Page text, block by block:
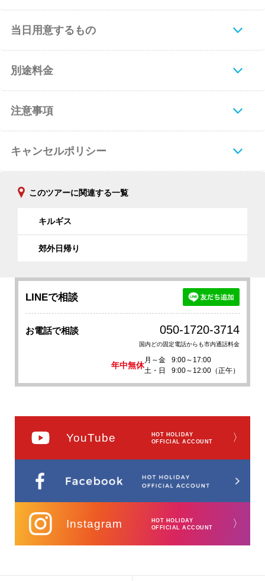
当日用意するもの
別途料金
注意事項
キャンセルポリシー
このツアーに関連する一覧
キルギス
郊外日帰り
LINEで相談
お電話で相談 050-1720-3714
国内どの固定電話からも市内通話料金
年中無休
月～金
9:00～17:00
土・日
9:00～12:00（正午）
YouTube
HOT HOLIDAY
OFFICIAL ACCOUNT
〉
Instagram
HOT HOLIDAY
OFFICIAL ACCOUNT
〉